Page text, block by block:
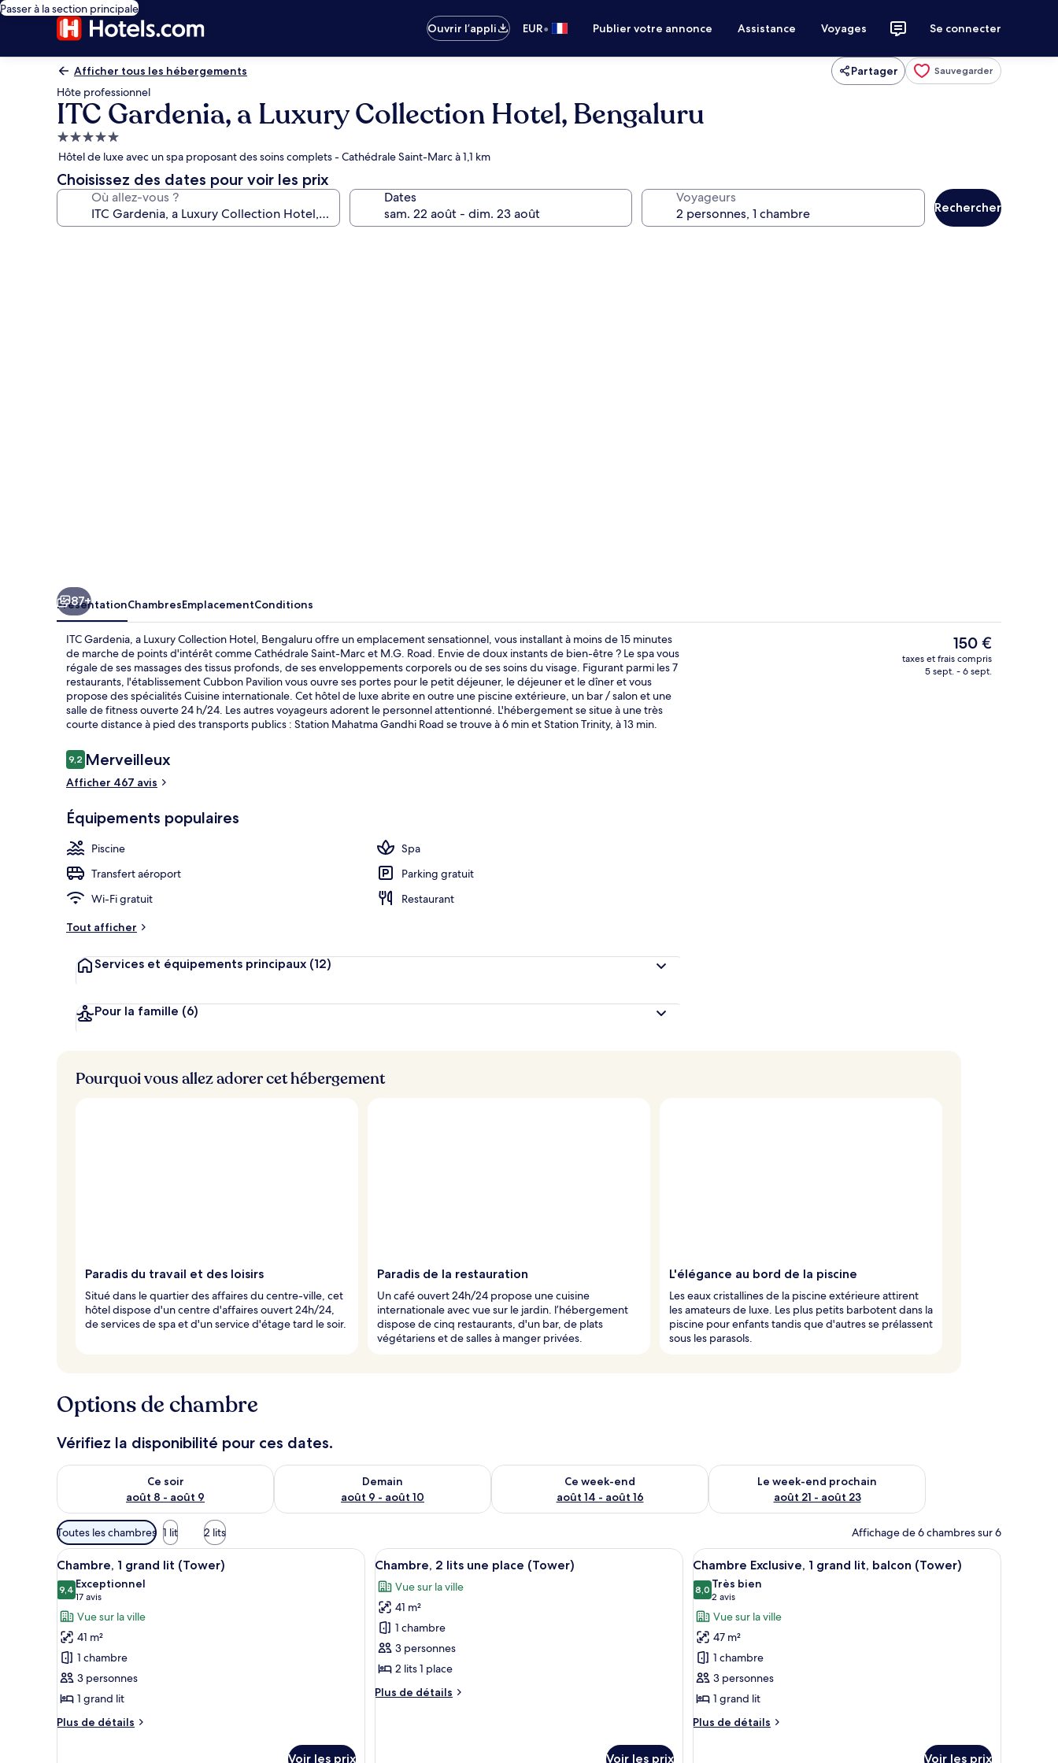
Passer à la section principale
Ouvrir l’appli
EUR• Publier votre annonce Assistance Voyages Se connecter
Afficher tous les hébergements Partager Sauvegarder
Hôte professionnel
ITC Gardenia, a Luxury Collection Hotel, Bengaluru
Hébergement
5.0 étoiles
Hôtel de luxe avec un spa proposant des soins complets - Cathédrale Saint-Marc à 1,1 km
Choisissez des dates pour voir les prix
Où allez-vous ? Dates Voyageurs
Rechercher
Hall 7 restaurants servant le petit
87+
PrésentationChambresEmplacementConditions
ITC Gardenia, a Luxury Collection Hotel, Bengaluru offre un emplacement sensationnel, vous installant à moins de 15 minutes
de marche de points d'intérêt comme Cathédrale Saint-Marc et M.G. Road. Envie de doux instants de bien-être ? Le spa vous
régale de ses massages des tissus profonds, de ses enveloppements corporels ou de ses soins du visage. Figurant parmi les 7
restaurants, l'établissement Cubbon Pavilion vous ouvre ses portes pour le petit déjeuner, le déjeuner et le dîner et vous
propose des spécialités Cuisine internationale. Cet hôtel de luxe abrite en outre une piscine extérieure, un bar / salon et une
salle de fitness ouverte 24 h/24. Les autres voyageurs adorent le personnel attentionné. L'hébergement se situe à une très
courte distance à pied des transports publics : Station Mahatma Gandhi Road se trouve à 6 min et Station Trinity, à 13 min.
Avis
voyageurs
9,29,2 sur 10
Merveilleux
Afficher 467 avis
Équipements populaires
Piscine
Spa
Transfert aéroport
Parking gratuit
Wi-Fi gratuit
Restaurant
Tout afficher
Services et équipements principaux (12)
Pour la famille (6)
Le
prix
actuel
150 €
taxes et frais compris
5 sept. - 6 sept.
Pourquoi vous allez adorer cet hébergement
Paradis du travail et des loisirs
Situé dans le quartier des affaires du centre-ville, cet
hôtel dispose d'un centre d'affaires ouvert 24h/24,
de services de spa et d'un service d'étage tard le soir.
Paradis de la restauration
Un café ouvert 24h/24 propose une cuisine
internationale avec vue sur le jardin. l’hébergement
dispose de cinq restaurants, d'un bar, de plats
végétariens et de salles à manger privées.
L'élégance au bord de la piscine
Les eaux cristallines de la piscine extérieure attirent
les amateurs de luxe. Les plus petits barbotent dans la
piscine pour enfants tandis que d'autres se prélassent
sous les parasols.
Options de chambre
Vérifiez la disponibilité pour ces dates.
Ce soir
août 8 - août 9
Vérifier la disponibilité pour ce soir août 8 - août 9
Demain
août 9 - août 10
Vérifier la disponibilité pour demain août 9 - août 10
Ce week-end
août 14 - août 16
Vérifier la disponibilité pour ce week-end août 14 - août 16
Le week-end prochain
août 21 - août 23
Vérifier la disponibilité pour le week-end prochain août 21 -
Filtres
disponibles
pour
les
chambres
Toutes les chambres 1 lit 2 lits Affichage de 6 chambres sur 6
Afficher
toutes
les
photos
pour
ce
type
de
chambre :
Chambre,
Literie de qualité supérieure, couette en duvet d'oie, surmatelas
6
Chambre, 1 grand lit (Tower)
9,49,4 sur 10
Exceptionnel
17 avis
(17 avis)
Vue sur la ville
41 m²
1 chambre
3 personnes
1 grand lit
Plus de détails
Plus
Voir les prix
Afficher
toutes
les
photos
pour
ce
type
chambre :
Une chambre d’hôtel comprenant un lit, un bureau avec un ordinateur, une télévision et un balcon donnant sur
6
Chambre, 2 lits une place (Tower)
Vue sur la ville
41 m²
1 chambre
3 personnes
2 lits 1 place
Plus de détails
Plus
Voir les prix
Afficher
toutes
les
photos
pour
ce
type
de
chambre :
Chambre
Une chambre d’hôtel avec un lit, un
8
Chambre Exclusive, 1 grand lit, balcon (Tower)
8,08,0 sur 10
Très bien
2 avis
(2 avis)
Vue sur la ville
47 m²
1 chambre
3 personnes
1 grand lit
Plus de détails
Plus
Voir les prix